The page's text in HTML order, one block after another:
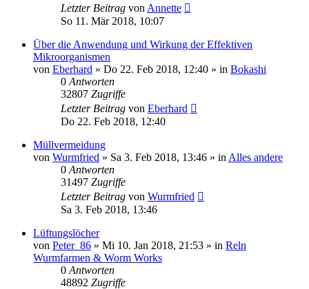
Letzter Beitrag von Annette
So 11. Mär 2018, 10:07
Über die Anwendung und Wirkung der Effektiven
Mikroorganismen
von Eberhard » Do 22. Feb 2018, 12:40 » in Bokashi
0 Antworten
32807 Zugriffe
Letzter Beitrag von Eberhard
Do 22. Feb 2018, 12:40
Müllvermeidung
von Wurmfried » Sa 3. Feb 2018, 13:46 » in Alles andere
0 Antworten
31497 Zugriffe
Letzter Beitrag von Wurmfried
Sa 3. Feb 2018, 13:46
Lüftungslöcher
von Peter_86 » Mi 10. Jan 2018, 21:53 » in Reln
Wurmfarmen & Worm Works
0 Antworten
48892 Zugriffe